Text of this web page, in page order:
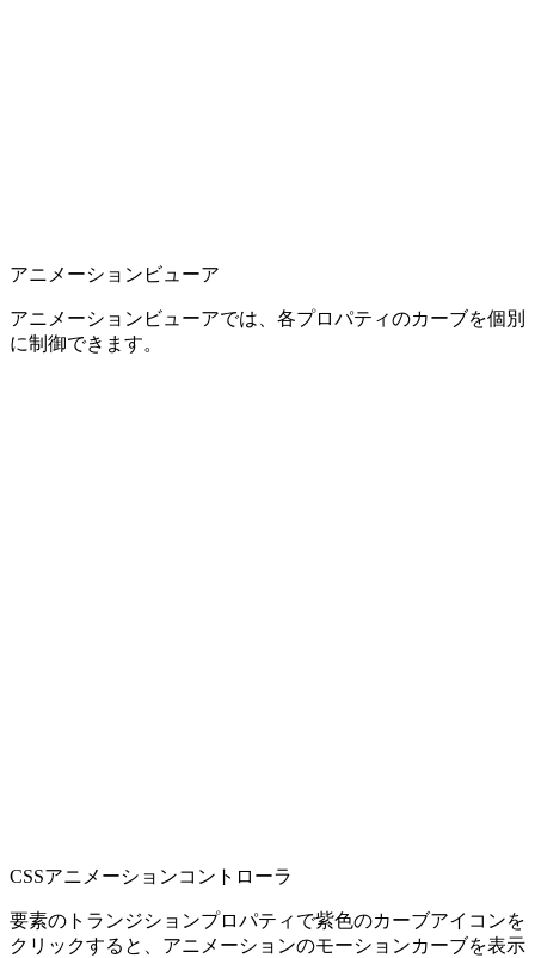
アニメーションビューア
アニメーションビューアでは、各プロパティのカーブを個別
に制御できます。
CSSアニメーションコントローラ
要素のトランジションプロパティで紫色のカーブアイコンを
クリックすると、アニメーションのモーションカーブを表示